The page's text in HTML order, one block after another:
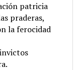
patricia
praderas,
la ferocidad